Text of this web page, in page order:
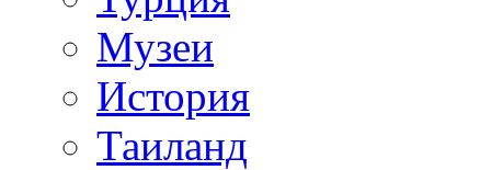
Музеи
История
Таиланд